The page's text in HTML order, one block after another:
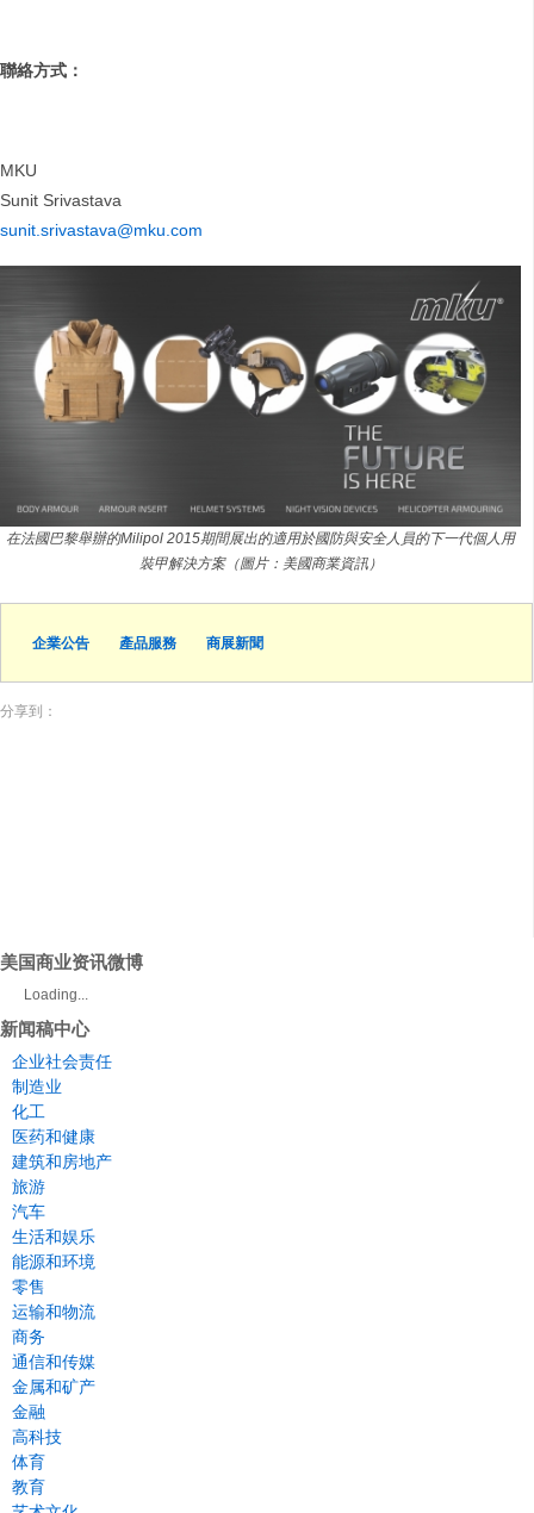
聯絡方式：
MKU
Sunit Srivastava
sunit.srivastava@mku.com
在法國巴黎舉辦的Milipol 2015期間展出的適用於國防與安全人員的下一代個人用
裝甲解決方案（圖片：美國商業資訊）
企業公告 產品服務 商展新聞
分享到：
美国商业资讯微博
Loading...
新闻稿中心
企业社会责任
制造业
化工
医药和健康
建筑和房地产
旅游
汽车
生活和娱乐
能源和环境
零售
运输和物流
商务
通信和传媒
金属和矿产
金融
高科技
体育
教育